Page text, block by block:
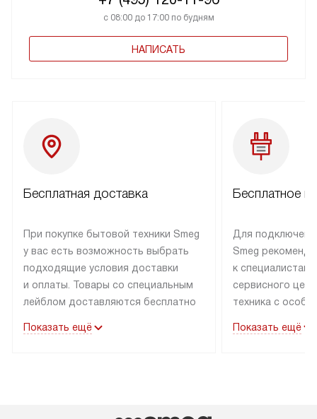
с 08:00 до 17:00 по будням
НАПИСАТЬ
Бесплатная доставка
При покупке бытовой техники Smeg
у вас есть возможность выбрать
подходящие условия доставки
и оплаты. Товары со специальным
лейблом доставляются бесплатно
до подъезда. Доставка за пределы
Показать ещё
Бесплатное
Для
Smeg
к специалистам
сервисного
техника с
коммуникациям.
Показать ещё